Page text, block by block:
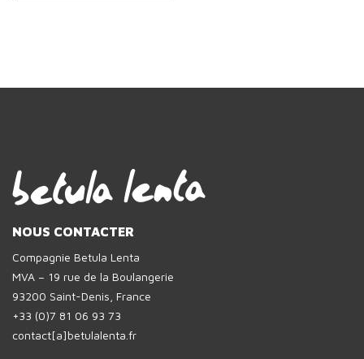
NOUS CONTACTER
Compagnie Betula Lenta
MVA – 19 rue de la Boulangerie
93200 Saint-Denis, France
+33 (0)7 81 06 93 73
contact[a]betulalenta.fr